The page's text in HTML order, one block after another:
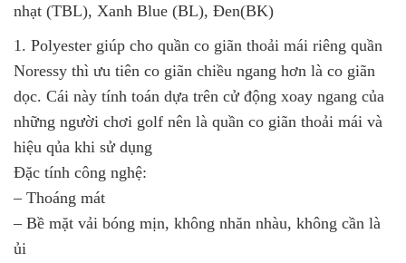
nhạt (TBL), Xanh Blue (BL), Đen(BK)
1. Polyester giúp cho quần co giãn thoải mái riêng quần
Noressy thì ưu tiên co giãn chiều ngang hơn là co giãn
dọc. Cái này tính toán dựa trên cử động xoay ngang của
những người chơi golf nên là quần co giãn thoải mái và
hiệu qủa khi sử dụng
Đặc tính công nghệ:
– Thoáng mát
– Bề mặt vải bóng mịn, không nhăn nhàu, không cần là
ủi